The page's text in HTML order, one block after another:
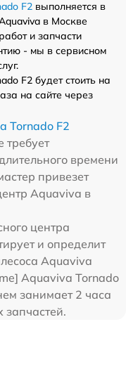
F2 выполняется в
в Москве
и запчасти
- мы в сервисном
F2 будет стоить на
на сайте через
Tornado F2
требует
времени
привезет
Aquaviva в
центра
и определит
Aquaviva
Aquaviva Tornado
занимает 2 часа